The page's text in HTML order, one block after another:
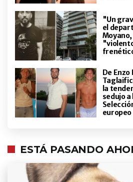
"Un
el
De Enzo
la
sedujo
europeo
ESTÁ PASANDO